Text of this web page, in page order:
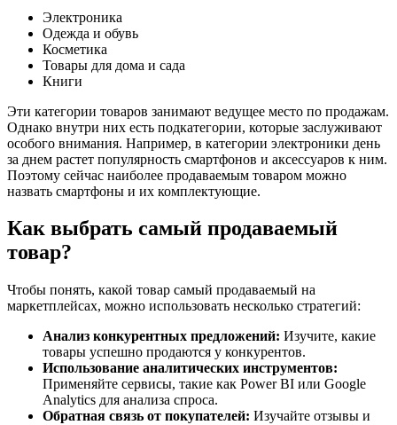
Электроника
Одежда и обувь
Косметика
Товары для дома и сада
Книги
Эти категории товаров занимают ведущее место по продажам.
Однако внутри них есть подкатегории, которые заслуживают
особого внимания. Например, в категории электроники день
за днем растет популярность смартфонов и аксессуаров к ним.
Поэтому сейчас наиболее продаваемым товаром можно
назвать смартфоны и их комплектующие.
Как выбрать самый продаваемый
товар?
Чтобы понять, какой товар самый продаваемый на
маркетплейсах, можно использовать несколько стратегий:
Анализ конкурентных предложений: Изучите, какие
товары успешно продаются у конкурентов.
Использование аналитических инструментов:
Применяйте сервисы, такие как Power BI или Google
Analytics для анализа спроса.
Обратная связь от покупателей: Изучайте отзывы и